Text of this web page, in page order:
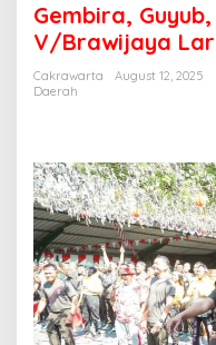
Gembira,
V/Brawijaya
Cakrawarta
August 12, 2025
Daerah